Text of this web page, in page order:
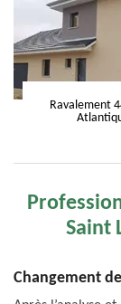
Ravalement
Saint
Changement